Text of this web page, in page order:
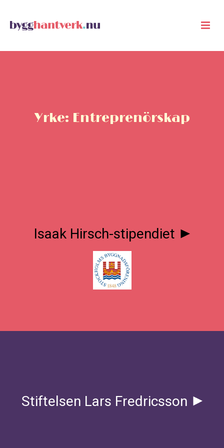
Yrke: Entreprenörskap
Isaak Hirsch-stipendiet
Stiftelsen Lars Fredricsson